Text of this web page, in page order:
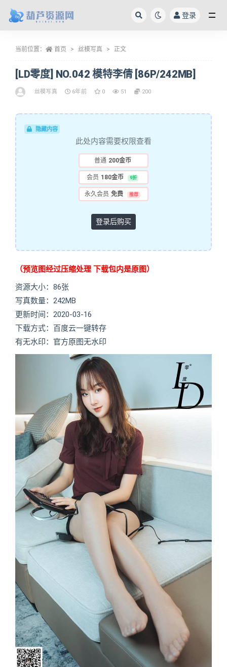
登录
当前位置： 首页 丝模写真 正文
[LD零度] NO.042 模特李倩 [86P/242MB]
丝模写真 6年前 0 51 200
隐藏内容
此处内容需要权限查看
普通 200金币
会员 180金币 9折
永久会员 免费 推荐
登录后购买
（预览图经过压缩处理 下载包内是原图）
资源大小：86张
写真数量：242MB
更新时间：2020-03-16
下载方式：百度云一键转存
有无水印：官方原图无水印